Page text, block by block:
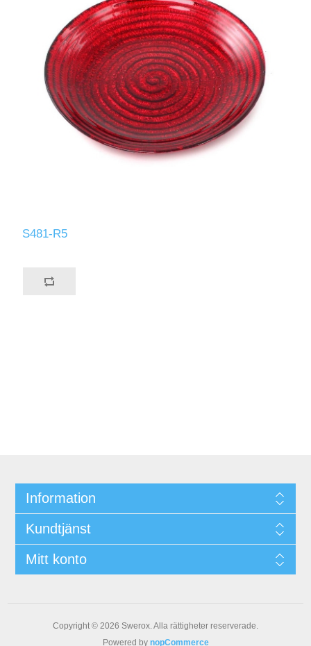
S481-R5
Information
Kundtjänst
Mitt konto
Copyright © 2026 Swerox. Alla rättigheter reserverade.
Powered by nopCommerce